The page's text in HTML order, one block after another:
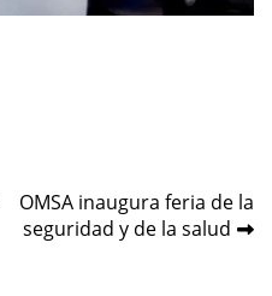
OMSA inaugura feria de la
seguridad y de la salud